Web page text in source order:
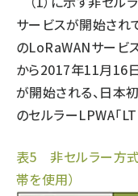
サービスが開始され
のLoRaWANサービ
から2017年11月16
が開始される、日本初
のセルラーLPWA「
表5 非セルラー方式
帯を使用）